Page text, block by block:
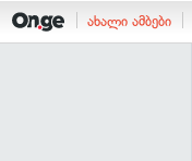
ახალი ამბები